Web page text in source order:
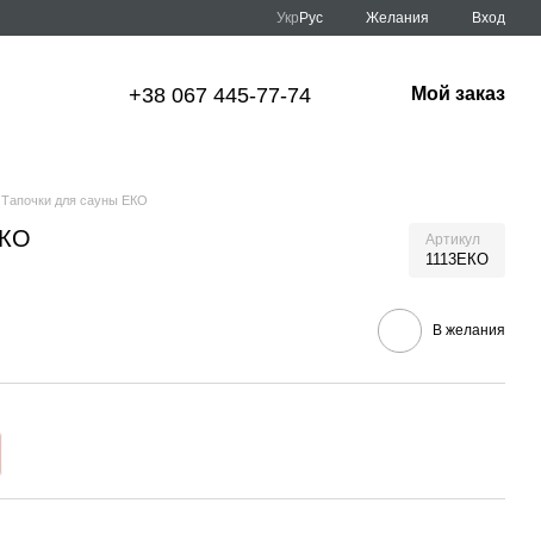
Укр Рус Желания Вход
+38 067 445-77-74 Мой заказ
Тапочки для сауны ЕКО
Артикул
1113ЕКО
В желания